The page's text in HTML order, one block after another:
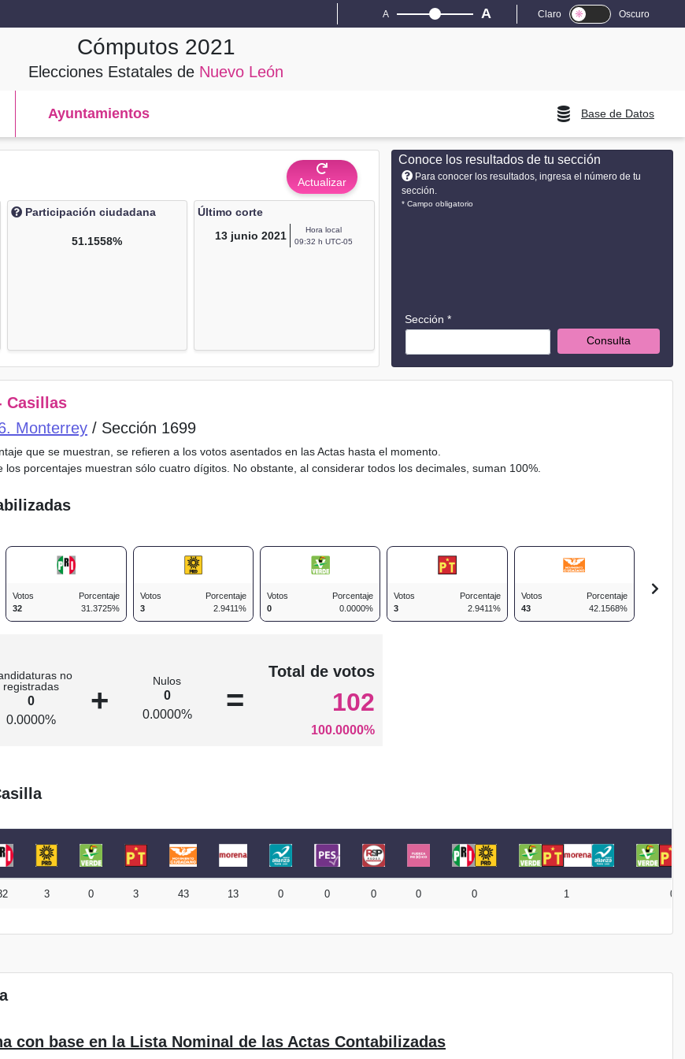
A A Claro Oscuro
Cómputos 2021
Elecciones Estatales de Nuevo León
Ayuntamientos Base de Datos
Actualizar
Participación ciudadana
51.1558%
Último corte
13 junio 2021
Hora local
09:32 h UTC-05
Conoce los resultados de tu sección
Para conocer los resultados, ingresa el número de tu
sección.
* Campo obligatorio
Sección *
Consulta
Casillas
Monterrey / Sección 1699
que se muestran, se refieren a los votos asentados en las Actas hasta el momento.
los porcentajes muestran sólo cuatro dígitos. No obstante, al considerar todos los decimales, suman 100%.
Votos
32
Porcentaje
31.3725%
Votos
3
Porcentaje
2.9411%
Votos
0
Porcentaje
0.0000%
Votos
3
Porcentaje
2.9411%
Votos
43
Porcentaje
42.1568%
Votos
no
registradas
0
0.0000%
+
Nulos
0
0.0000%
=
Total de votos
102
100.0000%
3 0 3 43 13 0 0 0 0 0 1 0
con base en la Lista Nominal de las Actas Contabilizadas